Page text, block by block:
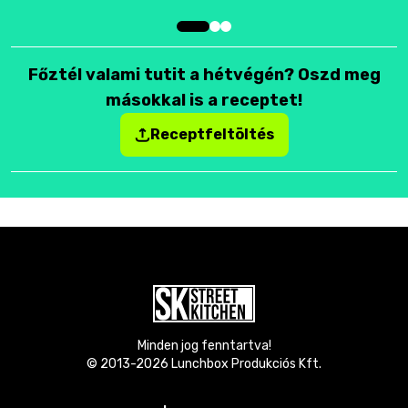
Főztél valami tutit a hétvégén? Oszd meg
másokkal is a receptet!
Receptfeltöltés
Minden jog fenntartva!
© 2013-2026 Lunchbox Produkciós Kft.